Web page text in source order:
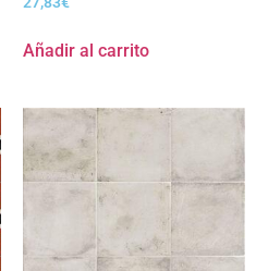
Añadir al carrito